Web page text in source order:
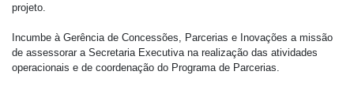
projeto.
Incumbe à Gerência de Concessões, Parcerias e Inovações a missão
de assessorar a Secretaria Executiva na realização das atividades
operacionais e de coordenação do Programa de Parcerias.